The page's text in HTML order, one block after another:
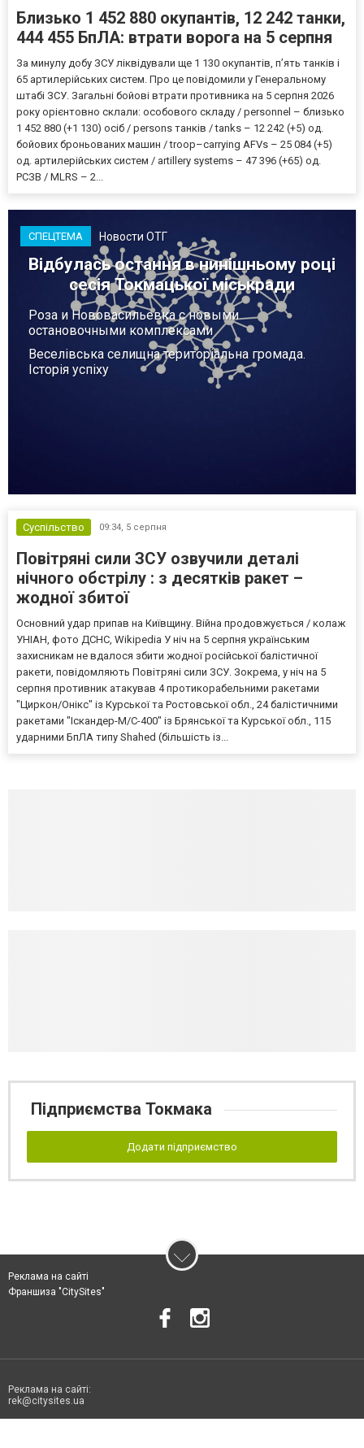
Близько 1 452 880 окупантів, 12 242 танки,
444 455 БпЛА: втрати ворога на 5 серпня
За минулу добу ЗСУ ліквідували ще 1 130 окупантів, пʼять танків і
65 артилерійських систем. Про це повідомили у Генеральному
штабі ЗСУ. Загальні бойові втрати противника на 5 серпня 2026
року орієнтовно склали: особового складу / personnel – близько
1 452 880 (+1 130) осіб / persons танків / tanks – 12 242 (+5) од.
бойових броньованих машин / troop–carrying AFVs – 25 084 (+5)
од. артилерійських систем / artillery systems – 47 396 (+65) од.
РСЗВ / MLRS – 2...
СПЕЦТЕМА Новости ОТГ
Відбулась остання в нинішньому році
сесія Токмацької міськради
Роза и Нововасильевка с новыми
остановочными комплексами
Веселівська селищна територіальна громада.
Історія успіху
Суспільство 09:34, 5 серпня
Повітряні сили ЗСУ озвучили деталі
нічного обстрілу : з десятків ракет –
жодної збитої
Основний удар припав на Київщину. Війна продовжується / колаж
УНІАН, фото ДСНС, Wikipedia У ніч на 5 серпня українським
захисникам не вдалося збити жодної російської балістичної
ракети, повідомляють Повітряні сили ЗСУ. Зокрема, у ніч на 5
серпня противник атакував 4 протикорабельними ракетами
"Циркон/Онікс" із Курської та Ростовської обл., 24 балістичними
ракетами "Іскандер-М/С-400" із Брянської та Курської обл., 115
ударними БпЛА типу Shahed (більшість із...
Підприємства Токмака
Додати підприємство
Реклама на сайті
Франшиза "CitySites"
Реклама на сайті:
rek@citysites.ua